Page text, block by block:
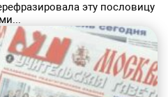
эту пословицу